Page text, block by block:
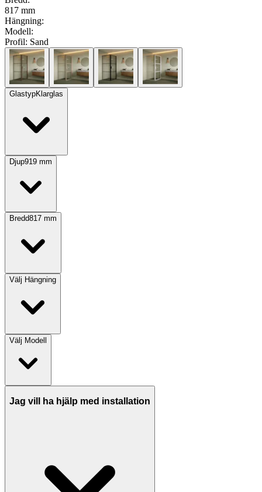
817 mm
Hängning:
Modell:
Profil: Sand
GlastypKlarglas
Djup919 mm
Bredd817 mm
Välj Hängning
Välj Modell
Jag vill ha hjälp med installation